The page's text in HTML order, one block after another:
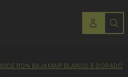
RON BAJAMAR BLANCO E DORADO